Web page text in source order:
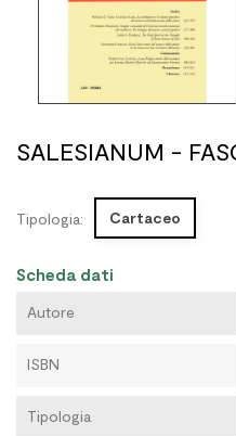
SALESIANUM -
Tipologia: Cartaceo
Scheda dati
Autore
ISBN
Tipologia